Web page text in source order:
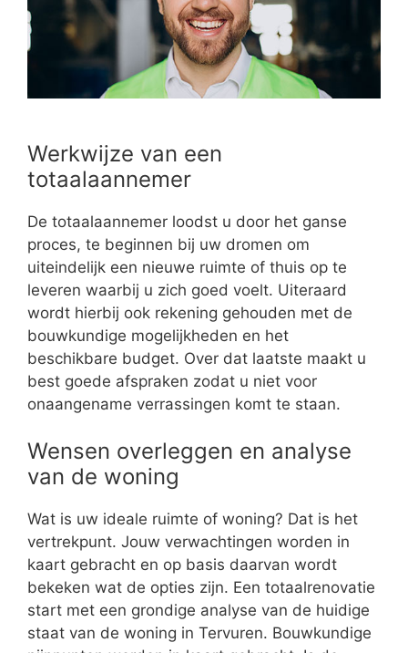
Werkwijze van een
totaalaannemer
De totaalaannemer loodst u door het ganse
proces, te beginnen bij uw dromen om
uiteindelijk een nieuwe ruimte of thuis op te
leveren waarbij u zich goed voelt. Uiteraard
wordt hierbij ook rekening gehouden met de
bouwkundige mogelijkheden en het
beschikbare budget. Over dat laatste maakt u
best goede afspraken zodat u niet voor
onaangename verrassingen komt te staan.
Wensen overleggen en analyse
van de woning
Wat is uw ideale ruimte of woning? Dat is het
vertrekpunt. Jouw verwachtingen worden in
kaart gebracht en op basis daarvan wordt
bekeken wat de opties zijn. Een totaalrenovatie
start met een grondige analyse van de huidige
staat van de woning in Tervuren. Bouwkundige